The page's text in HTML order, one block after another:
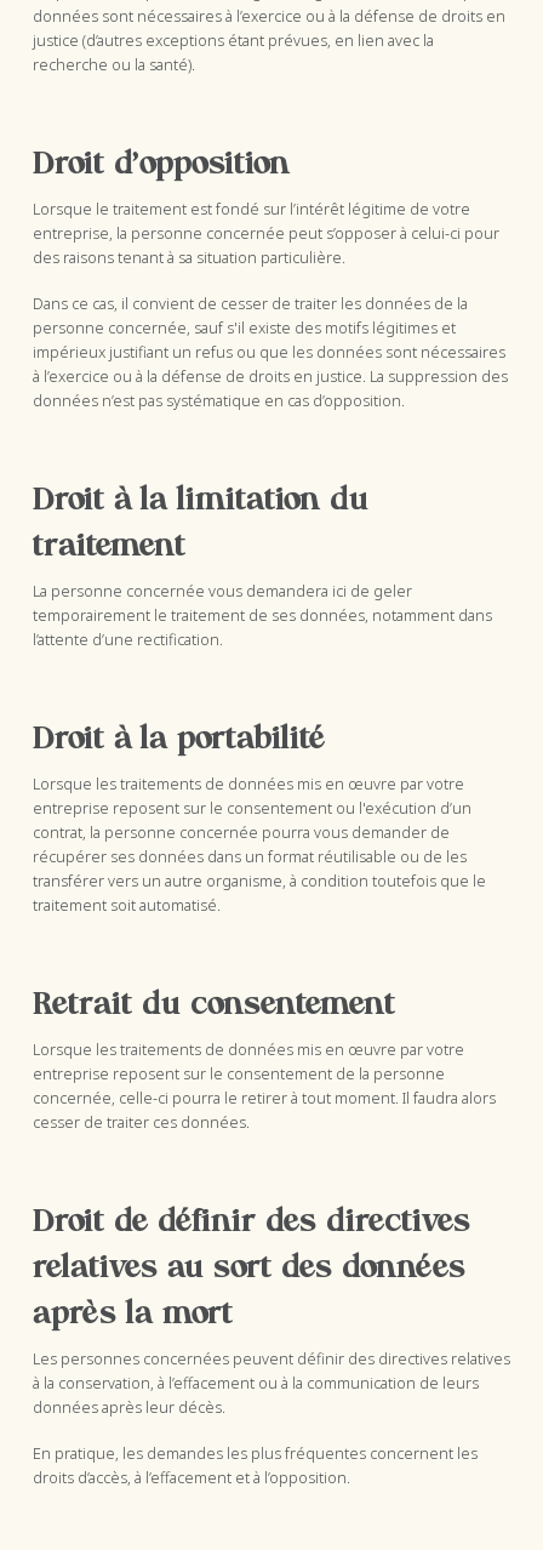
données sont nécessaires à l’exercice ou à la défense de droits en
justice (d’autres exceptions étant prévues, en lien avec la
recherche ou la santé).
Droit d’opposition
Lorsque le traitement est fondé sur l’intérêt légitime de votre
entreprise, la personne concernée peut s’opposer à celui-ci pour
des raisons tenant à sa situation particulière.
Dans ce cas, il convient de cesser de traiter les données de la
personne concernée, sauf s'il existe des motifs légitimes et
impérieux justifiant un refus ou que les données sont nécessaires
à l’exercice ou à la défense de droits en justice. La suppression des
données n’est pas systématique en cas d’opposition.
Droit à la limitation du
traitement
La personne concernée vous demandera ici de geler
temporairement le traitement de ses données, notamment dans
l’attente d’une rectification.
Droit à la portabilité
Lorsque les traitements de données mis en œuvre par votre
entreprise reposent sur le consentement ou l'exécution d’un
contrat, la personne concernée pourra vous demander de
récupérer ses données dans un format réutilisable ou de les
transférer vers un autre organisme, à condition toutefois que le
traitement soit automatisé.
Retrait du consentement
Lorsque les traitements de données mis en œuvre par votre
entreprise reposent sur le consentement de la personne
concernée, celle-ci pourra le retirer à tout moment. Il faudra alors
cesser de traiter ces données.
Droit de définir des directives
relatives au sort des données
après la mort
Les personnes concernées peuvent définir des directives relatives
à la conservation, à l’effacement ou à la communication de leurs
données après leur décès.
En pratique, les demandes les plus fréquentes concernent les
droits d’accès, à l’effacement et à l’opposition.